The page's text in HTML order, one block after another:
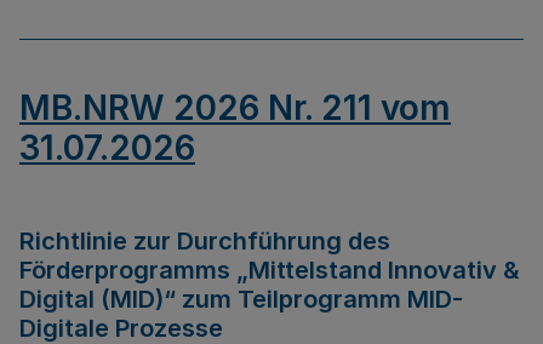
MB.NRW 2026 Nr. 211 vom
31.07.2026
Richtlinie zur Durchführung des
Förderprogramms „Mittelstand Innovativ &
Digital (MID)“ zum Teilprogramm MID-
Digitale Prozesse